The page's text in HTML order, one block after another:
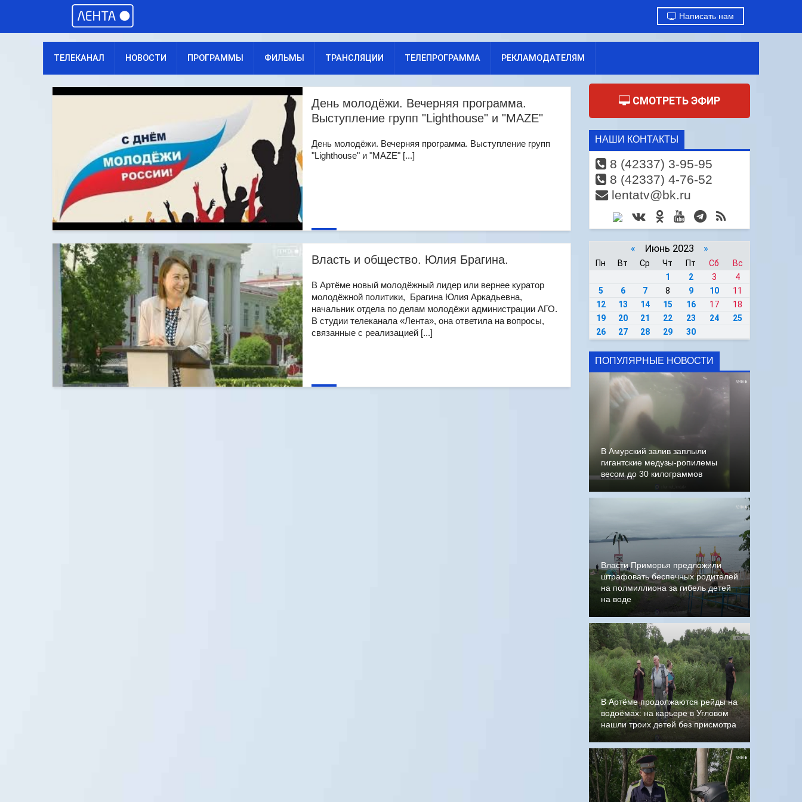
Написать нам
ТЕЛЕКАНАЛ НОВОСТИ ПРОГРАММЫ ФИЛЬМЫ ТРАНСЛЯЦИИ ТЕЛЕПРОГРАММА РЕКЛАМОДАТЕЛЯМ
День молодёжи. Вечерняя программа.
Выступление групп "Lighthouse" и "МAZE"
День молодёжи. Вечерняя программа. Выступление групп
"Lighthouse" и "МAZE" [...]
Власть и общество. Юлия Брагина.
В Артёме новый молодёжный лидер или вернее куратор
молодёжной политики, Брагина Юлия Аркадьевна,
начальник отдела по делам молодёжи администрации АГО.
В студии телеканала «Лента», она ответила на вопросы,
связанные с реализацией [...]
СМОТРЕТЬ ЭФИР
НАШИ КОНТАКТЫ
8 (42337) 3-95-95
8 (42337) 4-76-52
lentatv@bk.ru
« Июнь 2023 »
Пн Вт Ср Чт Пт Сб
Вс
1
2 3
4
5
6 7 8 9 10
11
12
13 14 15 16 17
18
19
20 21 22 23 24
25
26
27 28 29 30
ПОПУЛЯРНЫЕ НОВОСТИ
В Амурский залив заплыли
гигантские медузы-ропилемы
весом до 30 килограммов
Власти Приморья предложили
штрафовать беспечных родителей
на полмиллиона за гибель детей
на воде
В Артёме продолжаются рейды на
водоёмах: на карьере в Угловом
нашли троих детей без присмотра